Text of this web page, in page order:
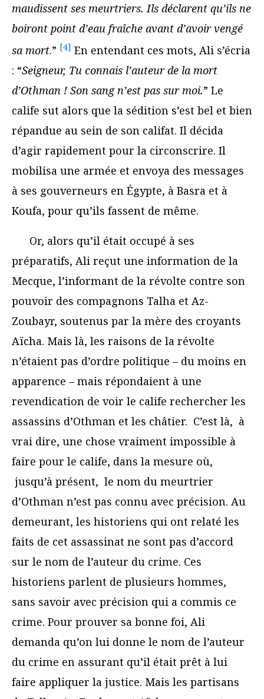
maudissent ses meurtriers. Ils déclarent qu’ils ne
boiront point d’eau fraîche avant d’avoir vengé
sa mort.” [4] En entendant ces mots, Ali s’écria
: “Seigneur, Tu connais l’auteur de la mort
d’Othman ! Son sang n’est pas sur moi.” Le
calife sut alors que la sédition s’est bel et bien
répandue au sein de son califat. Il décida
d’agir rapidement pour la circonscrire. Il
mobilisa une armée et envoya des messages
à ses gouverneurs en Égypte, à Basra et à
Koufa, pour qu’ils fassent de même.
Or, alors qu’il était occupé à ses
préparatifs, Ali reçut une information de la
Mecque, l’informant de la révolte contre son
pouvoir des compagnons Talha et Az-
Zoubayr, soutenus par la mère des croyants
Aïcha. Mais là, les raisons de la révolte
n’étaient pas d’ordre politique – du moins en
apparence – mais répondaient à une
revendication de voir le calife rechercher les
assassins d’Othman et les châtier. C’est là, à
vrai dire, une chose vraiment impossible à
faire pour le calife, dans la mesure où,
jusqu’à présent, le nom du meurtrier
d’Othman n’est pas connu avec précision. Au
demeurant, les historiens qui ont relaté les
faits de cet assassinat ne sont pas d’accord
sur le nom de l’auteur du crime. Ces
historiens parlent de plusieurs hommes,
sans savoir avec précision qui a commis ce
crime. Pour prouver sa bonne foi, Ali
demanda qu’on lui donne le nom de l’auteur
du crime en assurant qu’il était prêt à lui
faire appliquer la justice. Mais les partisans